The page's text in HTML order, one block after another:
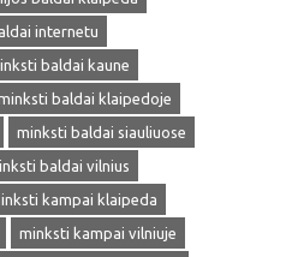
internetu
baldai kaune
baldai klaipedoje
minksti baldai siauliuose
baldai vilnius
kampai klaipeda
minksti kampai vilniuje